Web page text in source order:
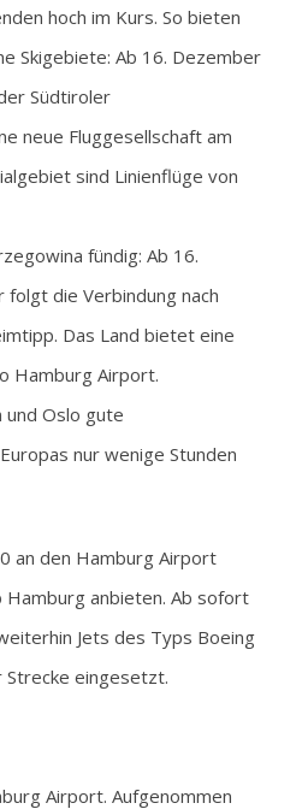
hoch im Kurs. So bieten
Skigebiete: Ab 16. Dezember
Südtiroler
neue Fluggesellschaft am
sind Linienflüge von
fündig: Ab 16.
die Verbindung nach
Das Land bietet eine
Hamburg Airport.
und Oslo gute
nur wenige Stunden
an den Hamburg Airport
anbieten. Ab sofort
Jets des Typs Boeing
Strecke eingesetzt.
Airport. Aufgenommen